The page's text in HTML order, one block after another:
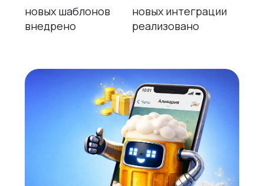
новых шаблонов
внедрено
новых интеграции
реализовано